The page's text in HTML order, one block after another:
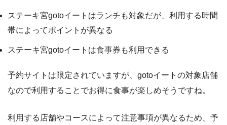
ステーキ宮gotoイートはランチも対象だが、利用する時間
帯によってポイントが異なる
ステーキ宮gotoイートは食事券も利用できる
予約サイトは限定されていますが、gotoイートの対象店舗
なので利用することでお得に食事が楽しめそうですね。
利用する店舗やコースによって注意事項が異なるため、予